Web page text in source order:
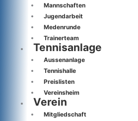
Mannschaften
Jugendarbeit
Medenrunde
Trainerteam
Tennisanlage
Aussenanlage
Tennishalle
Preislisten
Vereinsheim
Verein
Mitgliedschaft